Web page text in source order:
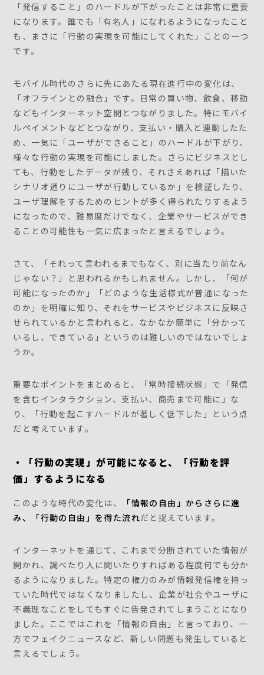
「発信すること」のハードルが下がったことは非常に重要
になります。誰でも「有名人」になれるようになったこと
も、まさに「行動の実現を可能にしてくれた」ことの一つ
です。
モバイル時代のさらに先にあたる現在進行中の変化は、
「オフラインとの融合」です。日常の買い物、飲食、移動
などもインターネット空間とつながりました。特にモバイ
ルペイメントなどとつながり、支払い・購入と連動したた
め、一気に「ユーザができること」のハードルが下がり、
様々な行動の実現を可能にしました。さらにビジネスとし
ても、行動をしたデータが残り、それさえあれば「描いた
シナリオ通りにユーザが行動しているか」を検証したり、
ユーザ理解をするためのヒントが多く得られたりするよう
になったので、難易度だけでなく、企業やサービスができ
ることの可能性も一気に広まったと言えるでしょう。
さて、「それって言われるまでもなく、別に当たり前なん
じゃない？」と思われるかもしれません。しかし、「何が
可能になったのか」「どのような生活様式が普通になった
のか」を明確に知り、それをサービスやビジネスに反映さ
せられているかと言われると、なかなか簡単に「分かって
いるし、できている」というのは難しいのではないでしょ
うか。
重要なポイントをまとめると、「常時接続状態」で「発信
を含むインタラクション、支払い、商売まで可能に」な
り、「行動を起こすハードルが著しく低下した」という点
だと考えています。
・「行動の実現」が可能になると、「行動を評
価」するようになる
このような時代の変化は、
「情報の自由」からさらに進
み、「行動の自由」を得た流れだと捉えています。
インターネットを通じて、これまで分断されていた情報が
開かれ、調べたり人に聞いたりすればある程度何でも分か
るようになりました。特定の権力のみが情報発信権を持っ
ていた時代ではなくなりましたし、企業が社会やユーザに
不義理なことをしてもすぐに告発されてしまうことになり
ました。ここではこれを「情報の自由」と言っており、一
方でフェイクニュースなど、新しい問題も発生していると
言えるでしょう。